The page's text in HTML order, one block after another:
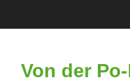
Von der